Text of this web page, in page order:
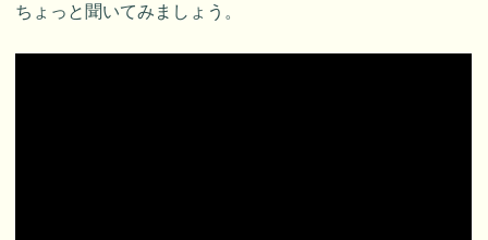
ちょっと聞いてみましょう。